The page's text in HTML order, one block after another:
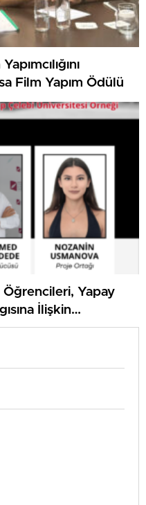
Film Yapım Ödülü
Yapay
İlişkin